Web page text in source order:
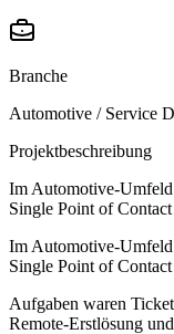
Branche
Automotive / Service
Projektbeschreibung
Im Automotive-
Single Point of
Im Automotive-
Single Point of
Aufgaben waren
Remote-Erstlösung